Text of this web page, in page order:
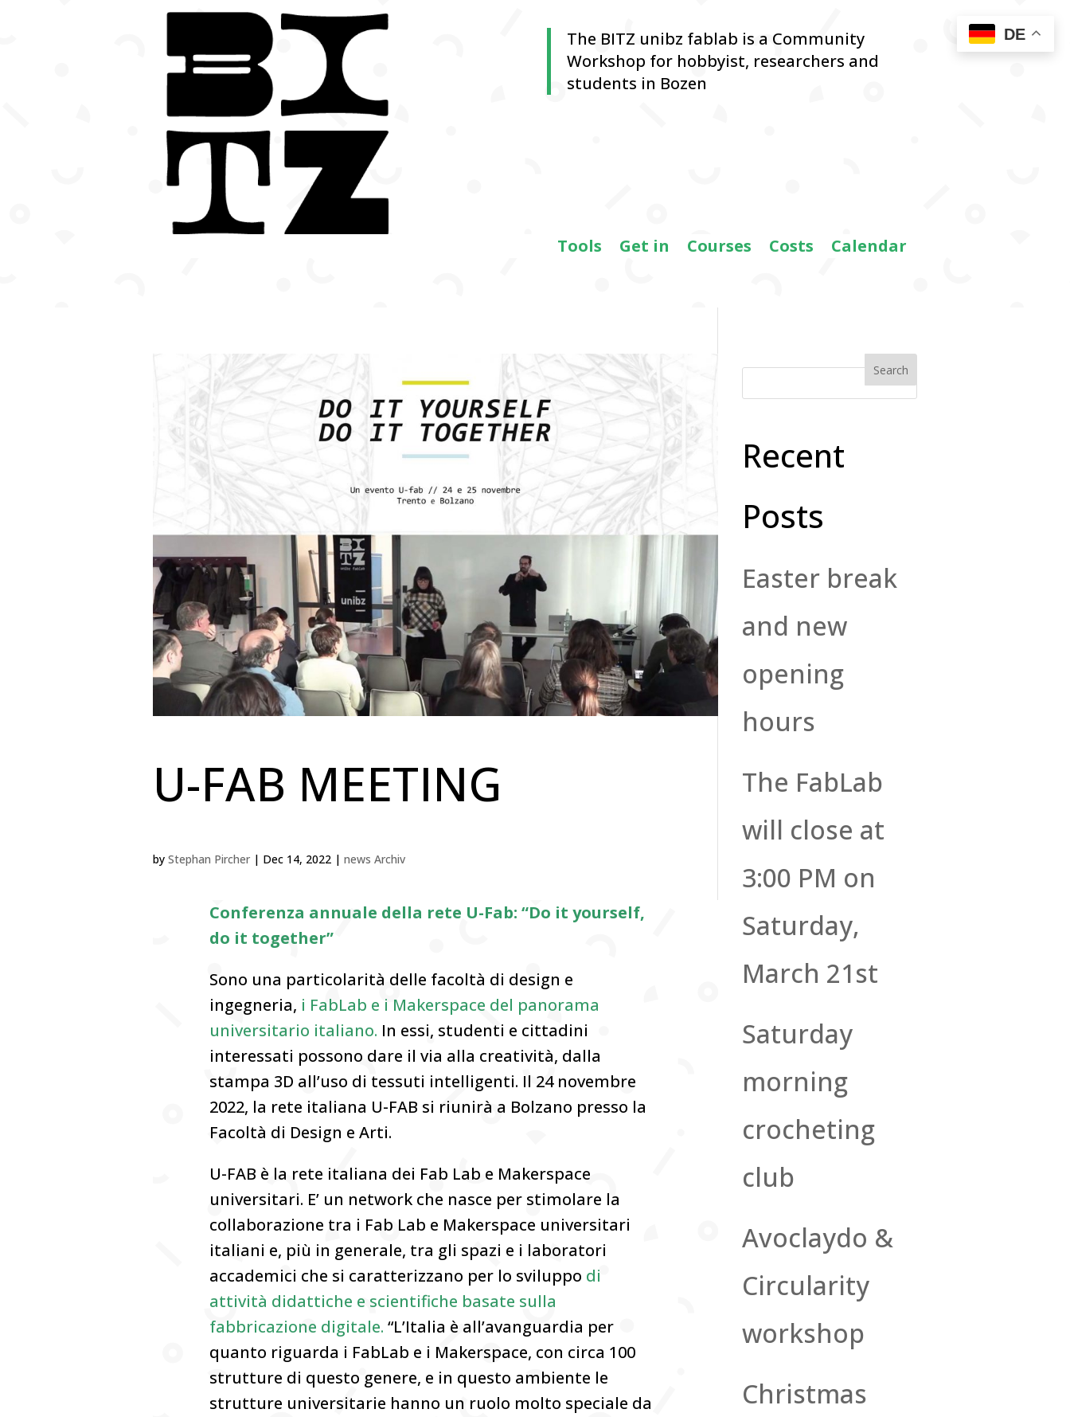
The BITZ unibz fablab is a Community
Workshop for hobbyist, researchers and
students in Bozen
Tools Get in Courses Costs Calendar
U-FAB MEETING
by Stephan Pircher | Dec 14, 2022 | news Archiv
Conferenza annuale della rete U-Fab: “Do it yourself,
do it together”
Sono una particolarità delle facoltà di design e
ingegneria, i FabLab e i Makerspace del panorama
universitario italiano. In essi, studenti e cittadini
interessati possono dare il via alla creatività, dalla
stampa 3D all’uso di tessuti intelligenti. Il 24 novembre
2022, la rete italiana U-FAB si riunirà a Bolzano presso la
Facoltà di Design e Arti.
U-FAB è la rete italiana dei Fab Lab e Makerspace
universitari. E’ un network che nasce per stimolare la
collaborazione tra i Fab Lab e Makerspace universitari
italiani e, più in generale, tra gli spazi e i laboratori
accademici che si caratterizzano per lo sviluppo di
attività didattiche e scientifiche basate sulla
fabbricazione digitale. “L’Italia è all’avanguardia per
quanto riguarda i FabLab e i Makerspace, con circa 100
strutture di questo genere, e in questo ambiente le
strutture universitarie hanno un ruolo molto speciale da
Recent
Posts
Easter break
and new
opening
hours
The FabLab
will close at
3:00 PM on
Saturday,
March 21st
Saturday
morning
crocheting
club
Avoclaydo &
Circularity
workshop
Christmas
DE